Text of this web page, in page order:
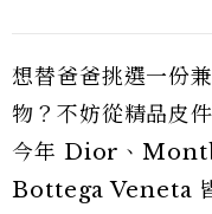
想替爸爸挑選一份
物？不妨從精品皮
今年 Dior、
Bottega Veneta